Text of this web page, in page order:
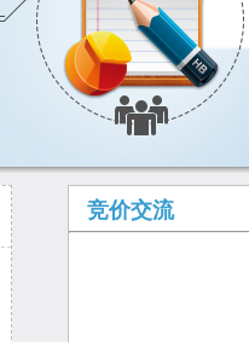
竞价交流